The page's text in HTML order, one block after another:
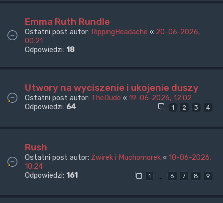
Emma Ruth Rundle
Ostatni post autor: RippingHeadache « 20-06-2026,
00:21
Odpowiedzi: 18
Utwory na wyciszenie i ukojenie duszy
Ostatni post autor: TheDude « 19-06-2026, 12:02
Odpowiedzi: 64 1 2 3 4
Rush
Ostatni post autor: Żwirek i Muchomorek « 10-06-2026,
10:24
Odpowiedzi: 161 1 6 7 8 9